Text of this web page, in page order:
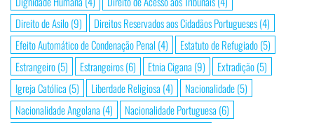
Direito de Asilo(9) Direitos Reservados aos Cidadãos Portugueses(4)
Efeito Automático de Condenação Penal (4) Estatuto de Refugiado(5)
Estrangeiro(5) Estrangeiros(6) Etnia Cigana (9) Extradição(5)
Igreja Católica (5) Liberdade Religiosa (4) Nacionalidade(5)
Nacionalidade Angolana (4) Nacionalidade Portuguesa (6)